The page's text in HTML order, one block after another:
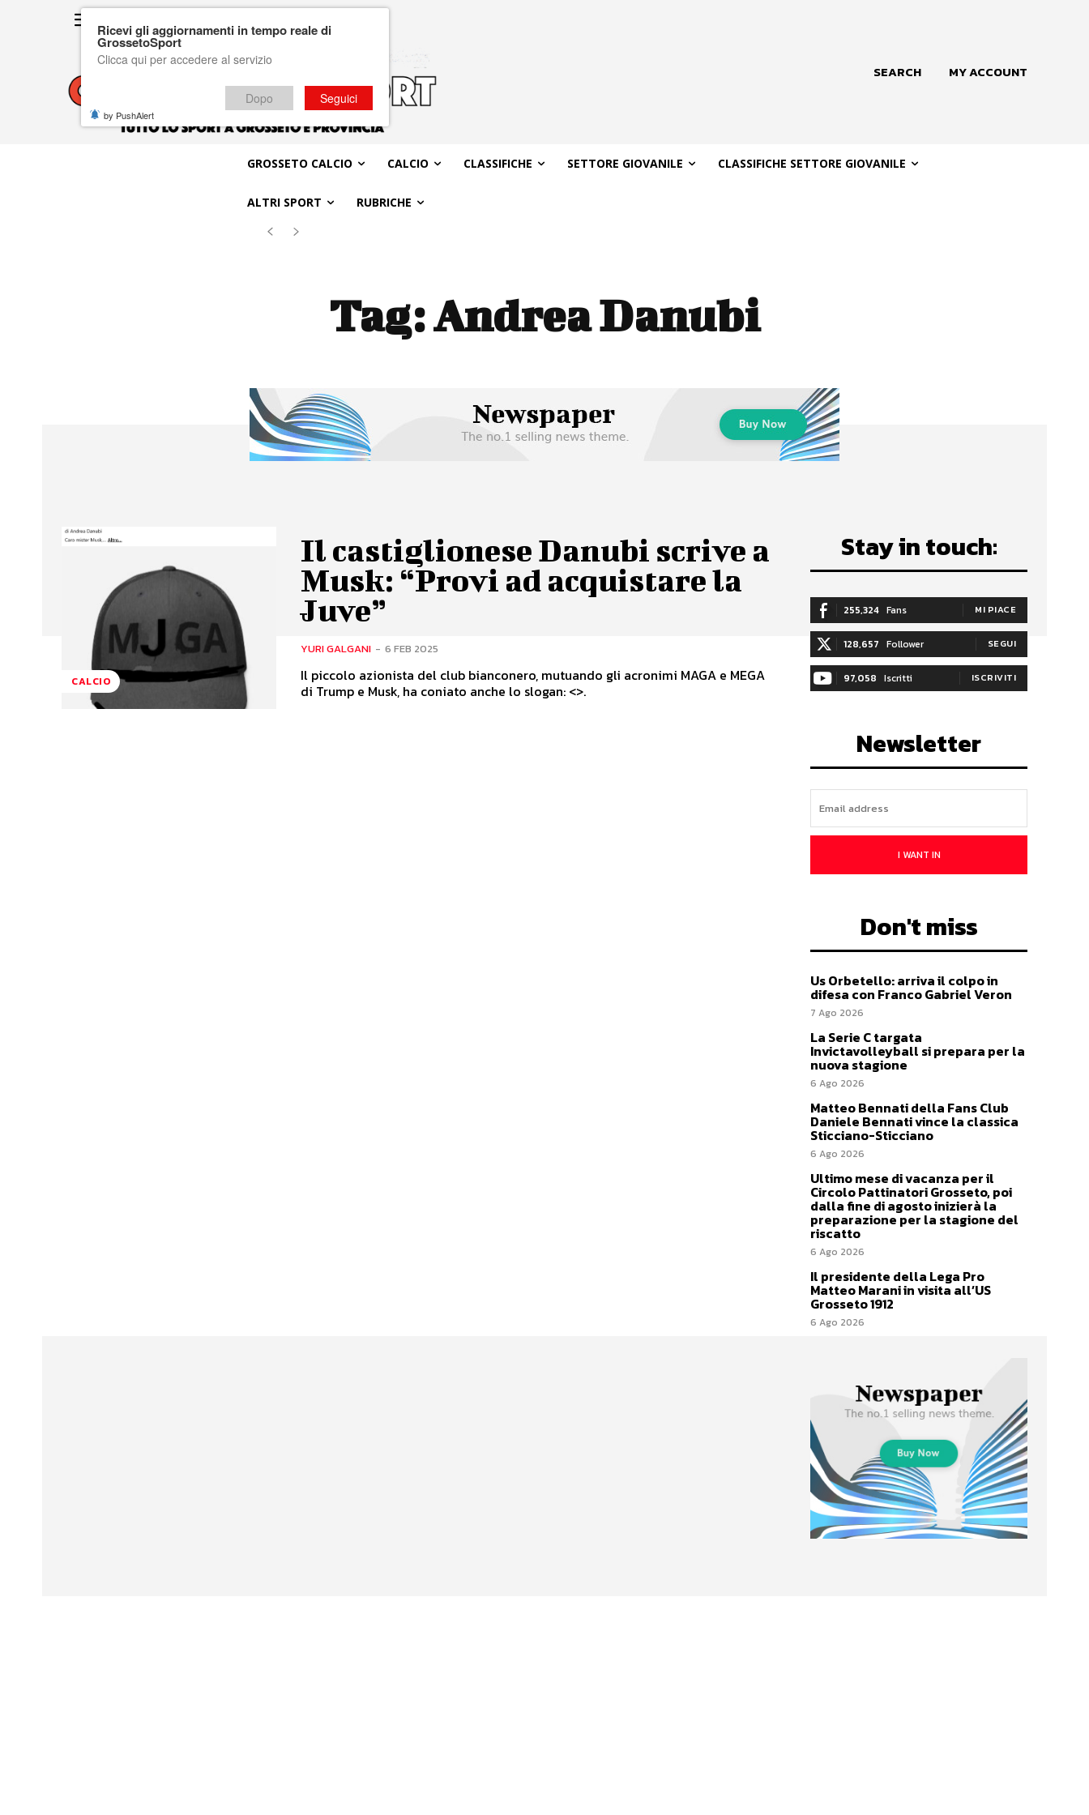
SEARCH MY ACCOUNT
GROSSETO CALCIO CALCIO CLASSIFICHE SETTORE GIOVANILE CLASSIFICHE SETTORE GIOVANILE
ALTRI SPORT RUBRICHE
Tag:Andrea Danubi
CALCIO
Il castiglionese Danubi scrive a
Musk: “Provi ad acquistare la
Juve”
YURI GALGANI - 6 FEB 2025
Il piccolo azionista del club bianconero, mutuando gli acronimi MAGA e MEGA
di Trump e Musk, ha coniato anche lo slogan: <>.
Stay in touch:
255,324 Fans MI PIACE
128,657 Follower SEGUI
97,058 Iscritti ISCRIVITI
Newsletter
I WANT IN
Don't miss
Us Orbetello: arriva il colpo in
difesa con Franco Gabriel Veron
7 Ago 2026
La Serie C targata
Invictavolleyball si prepara per la
nuova stagione
6 Ago 2026
Matteo Bennati della Fans Club
Daniele Bennati vince la classica
Sticciano-Sticciano
6 Ago 2026
Ultimo mese di vacanza per il
Circolo Pattinatori Grosseto, poi
dalla fine di agosto inizierà la
preparazione per la stagione del
riscatto
6 Ago 2026
Il presidente della Lega Pro
Matteo Marani in visita all’US
Grosseto 1912
6 Ago 2026
Ricevi gli aggiornamenti in tempo reale di
GrossetoSport
Clicca qui per accedere al servizio
Dopo Seguici
by PushAlert